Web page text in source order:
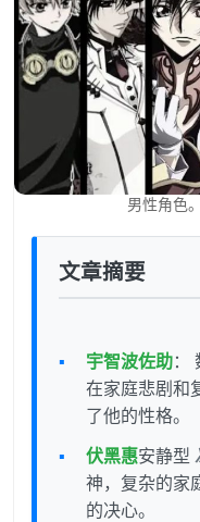
男性角色
文章摘要
宇智波佐助：
在家庭悲剧和
了他的性格。
伏黑惠安静型
神，复杂的家
的决心。